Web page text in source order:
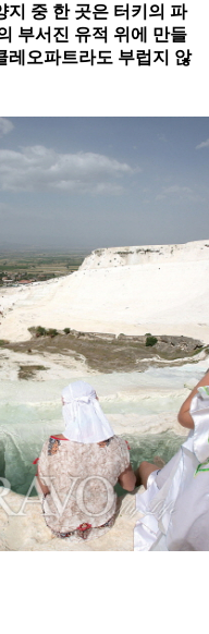
지 중 한 곳은 터키의 파
부서진 유적 위에 만들
레오파트라도 부럽지 않